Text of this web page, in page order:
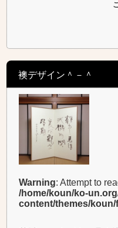
襖デザイン＾－＾
Warning: Attempt to
/home/koun/ko-
content/themes/